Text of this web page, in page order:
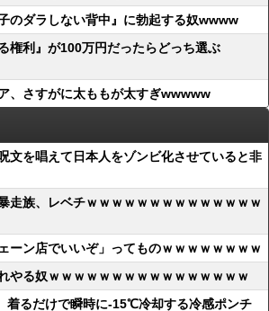
のダラしない背中』に勃起する奴wwww
権利』が100万円だったらどっち選ぶ
、さすがに太ももが太すぎwwwww
文を唱えて日本人をゾンビ化させていると非
走族、レベチｗｗｗｗｗｗｗｗｗｗｗｗｗｗ
ーン店でいいぞ」ってものｗｗｗｗｗｗｗｗ
やる奴ｗｗｗｗｗｗｗｗｗｗｗｗｗｗｗｗ
着るだけで瞬時に-15℃冷却する冷感ポンチ